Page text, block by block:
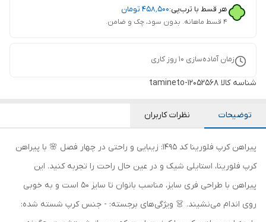
هر قسط با ترب‌پی:۴۵۸٬۵۰۰ تومان
۴ قسط ماهانه. بدون سود، چک و ضامن.
زمان آماده‌سازی 10 روز کاری
شناسه کالا tamineto-12052568
توضیحات نظرات کاربران
پیراهن کرپ فلورینا کد 1495: زیبایی و راحتی در چهار فصل 🌸 با پیراهن
کرپ فلورینا، استایلی شیک و در عین حال راحت را تجربه کنید. این
پیراهن با طراحی فری سایز، مناسب بانوان تا سایز 50 است و به خوبی
روی اندام می‌نشیند. 👗 ویژگی‌های برجسته: - جنس کرپ شسته شده: